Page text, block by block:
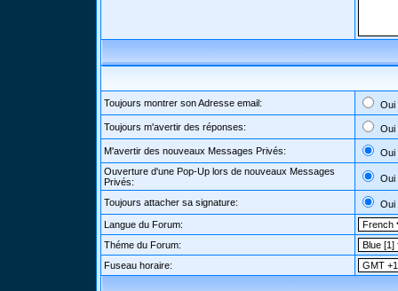
Toujours montrer son Adresse email: Oui
Toujours m'avertir des réponses: Oui
M'avertir des nouveaux Messages Privés:
Oui
Ouverture d'une Pop-Up lors de nouveaux Messages
Privés:
Oui
Toujours attacher sa signature:
Oui
Langue du Forum:
Théme du Forum:
Fuseau horaire: